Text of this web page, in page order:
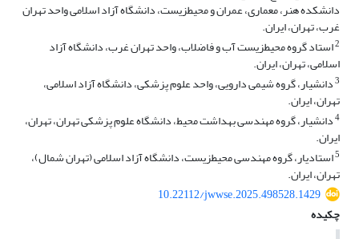
دانشکده هنر، معماری، عمران و محیط‎زیست، دانشگاه آزاد اسلامی واحد تهران
غرب، تهران، ایران.
2 استاد گروه محیط‎زیست آب و فاضلاب، واحد تهران غرب، دانشگاه آزاد
اسلامی، تهران، ایران.
3دانشیار، گروه شیمی دارویی، واحد علوم پزشکی، دانشگاه آزاد اسلامی،
تهران، ایران.
4دانشیار، گروه مهندسی بهداشت محیط، دانشگاه علوم پزشکی تهران، تهران،
ایران.
5 استادیار، گروه مهندسی محیط‎زیست، دانشگاه آزاد اسلامی (تهران شمال)،
تهران، ایران.
10.22112/jwwse.2025.498528.1429
چکیده